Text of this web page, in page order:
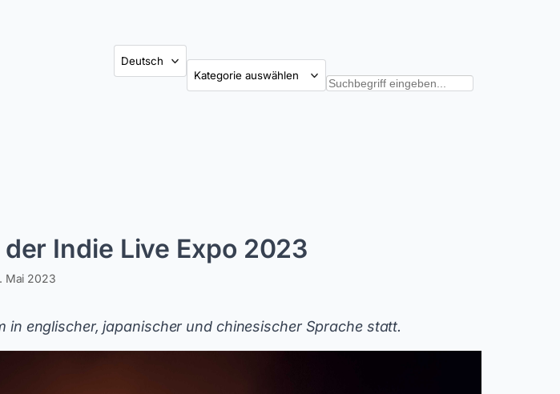
Suchen
Indie Live Expo 2023
Mai 2023
in englischer, japanischer und chinesischer Sprache statt.